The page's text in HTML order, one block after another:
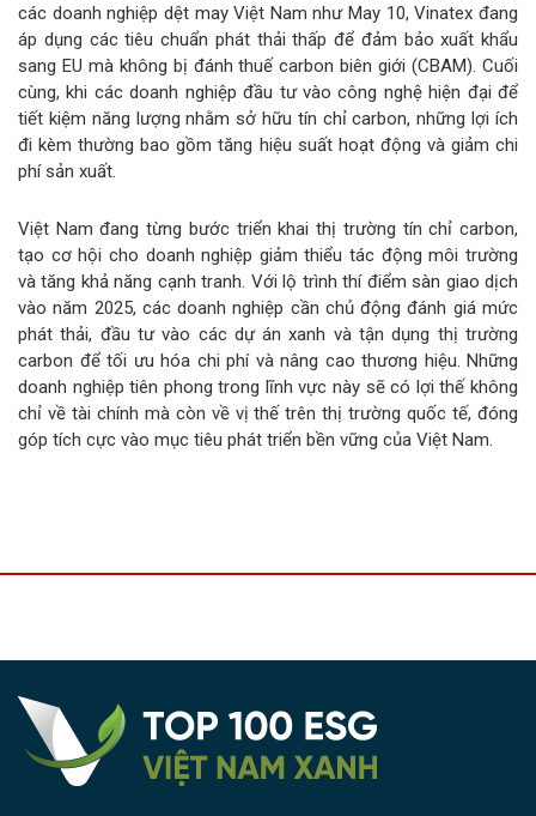
các doanh nghiệp dệt may Việt Nam như May 10, Vinatex đang
áp dụng các tiêu chuẩn phát thải thấp để đảm bảo xuất khẩu
sang EU mà không bị đánh thuế carbon biên giới (CBAM). Cuối
cùng, khi các doanh nghiệp đầu tư vào công nghệ hiện đại để
tiết kiệm năng lượng nhằm sở hữu tín chỉ carbon, những lợi ích
đi kèm thường bao gồm tăng hiệu suất hoạt động và giảm chi
phí sản xuất.
Việt Nam đang từng bước triển khai thị trường tín chỉ carbon,
tạo cơ hội cho doanh nghiệp giảm thiểu tác động môi trường
và tăng khả năng cạnh tranh. Với lộ trình thí điểm sàn giao dịch
vào năm 2025, các doanh nghiệp cần chủ động đánh giá mức
phát thải, đầu tư vào các dự án xanh và tận dụng thị trường
carbon để tối ưu hóa chi phí và nâng cao thương hiệu. Những
doanh nghiệp tiên phong trong lĩnh vực này sẽ có lợi thế không
chỉ về tài chính mà còn về vị thế trên thị trường quốc tế, đóng
góp tích cực vào mục tiêu phát triển bền vững của Việt Nam.